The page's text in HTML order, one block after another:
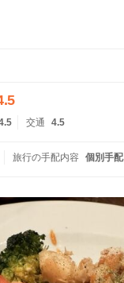
交通 4.5
旅行の手配内容 個別手配